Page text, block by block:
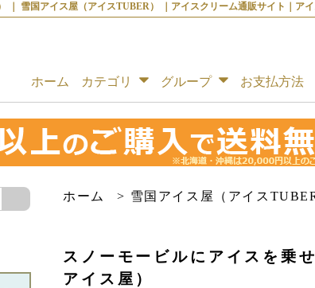
雪国アイス屋（アイスTUBER） ｜アイスクリーム通販サイト｜ア
ホーム カテゴリ グループ お支払方法
ホーム > 雪国アイス屋（アイス
スノーモービルにアイスを乗
アイス屋）